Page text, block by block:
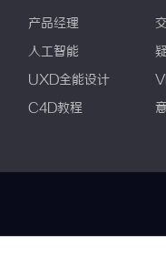
产品经理
人工智能
UXD全能设计
C4D教程